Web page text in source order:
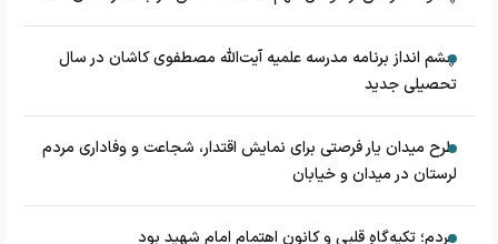
چشم‌ انداز برنامه مدرسه علمیه آیت‌الله مصطفوی کاشان در سال
تحصیلی جدید
طرح میدان یار فرصتی برای نمایش اقتدار، شجاعت و وفاداری مردم
لرستان در میدان و خیابان
مردم؛ تکیه‌گاهِ قلبی و کانونِ اهتمام امام شهید بود